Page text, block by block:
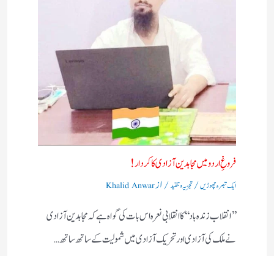
فروغِ اردو میں مجاہدین آزادی کا کردار!
ایک تبصرہ چھوڑیں/تجزیہ و تنقید/ ازKhalid Anwar
’’انقلاب زندہ باد‘‘کا انقلابی نعرہ اس بات کی گواہ ہے کہ مجاہدین آزادی
نے ملک کی آزادی اور تحریک آزادی میں شمولیت کے ساتھ ساتھ…